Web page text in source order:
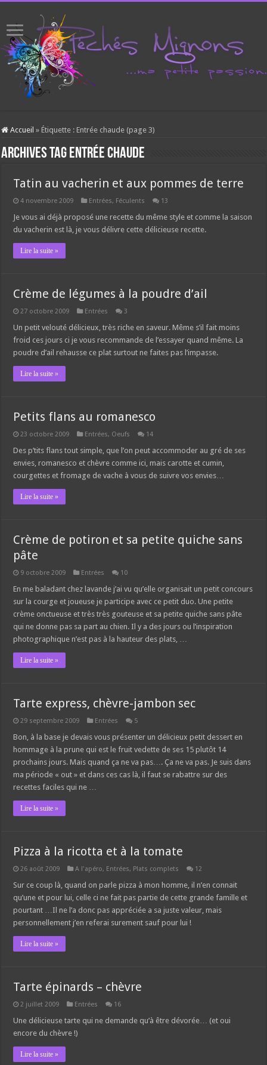
Accueil » Étiquette :Entrée chaude (page 3)
Archives tagEntrée chaude
Tatin au vacherin et aux pommes de terre
4 novembre 2009 Entrées, Féculents 13
Je vous ai déjà proposé une recette du même style et comme la saison
du vacherin est là, je vous délivre cette délicieuse recette.
Lire la suite »
Crème de légumes à la poudre d’ail
27 octobre 2009 Entrées 3
Un petit velouté délicieux, très riche en saveur. Même s’il fait moins
froid ces jours ci je vous recommande de l’essayer quand même. La
poudre d’ail rehausse ce plat surtout ne faites pas l’impasse.
Lire la suite »
Petits flans au romanesco
23 octobre 2009 Entrées, Oeufs 14
Des p’tits flans tout simple, que l’on peut accommoder au gré de ses
envies, romanesco et chèvre comme ici, mais carotte et cumin,
courgettes et fromage de vache à vous de suivre vos envies…
Lire la suite »
Crème de potiron et sa petite quiche sans
pâte
9 octobre 2009 Entrées 10
En me baladant chez lavande j’ai vu qu’elle organisait un petit concours
sur la courge et joueuse je participe avec ce petit duo. Une petite
crème onctueuse et très très gouteuse et sa petite quiche sans pâte
qui ne donne pas sa part au chien. Il y a des jours ou l’inspiration
photographique n’est pas à la hauteur des plats, …
Lire la suite »
Tarte express, chèvre-jambon sec
29 septembre 2009 Entrées 5
Bon, à la base je devais vous présenter un délicieux petit dessert en
hommage à la prune qui est le fruit vedette de ses 15 plutôt 14
prochains jours. Mais quand ça ne va pas…. Ça ne va pas. Je suis dans
ma période « out » et dans ces cas là, il faut se rabattre sur des
recettes faciles qui ne …
Lire la suite »
Pizza à la ricotta et à la tomate
26 août 2009 A l'apéro, Entrées, Plats complets 12
Sur ce coup là, quand on parle pizza à mon homme, il n’en connait
qu’une et pour lui, celle ci ne fait pas partie de cette grande famille et
pourtant …Il ne l’a donc pas appréciée a sa juste valeur, mais
personnellement j’en referai surement sauf pour lui !
Lire la suite »
Tarte épinards – chèvre
2 juillet 2009 Entrées 16
Une délicieuse tarte qui ne demande qu’à être dévorée… (et oui
encore du chèvre !)
Lire la suite »